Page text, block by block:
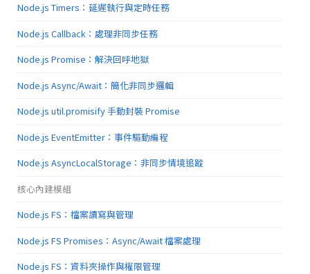
Node.js Timers：延遲執行與定時任務
Node.js Callback：處理非同步任務
Node.js Promise：解決回呼地獄
Node.js Async/Await：簡化非同步邏輯
Node.js util.promisify 手動封裝 Promise
Node.js EventEmitter：事件驅動編程
Node.js AsyncLocalStorage：非同步情境追蹤
核心內建模組
Node.js FS：檔案讀寫與管理
Node.js FS Promises：Async/Await 檔案處理
Node.js FS：資料夾操作與權限管理